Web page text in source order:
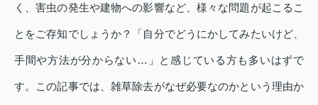
く、害虫の発生や建物への影響など、様々な問題が起こるこ
とをご存知でしょうか？「自分でどうにかしてみたいけど、
手間や方法が分からない…」と感じている方も多いはずで
す。この記事では、雑草除去がなぜ必要なのかという理由か